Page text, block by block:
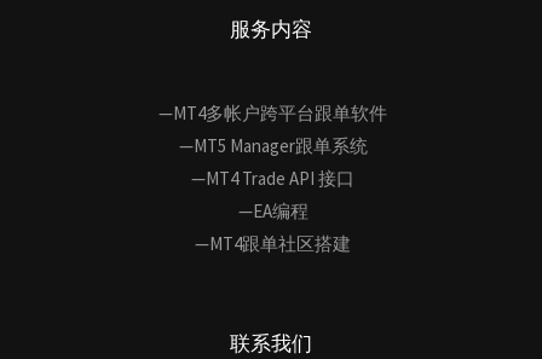
服务内容
—MT4多帐户跨平台跟单软件
—MT5 Manager跟单系统
—MT4 Trade API 接口
—EA编程
—MT4跟单社区搭建
联系我们